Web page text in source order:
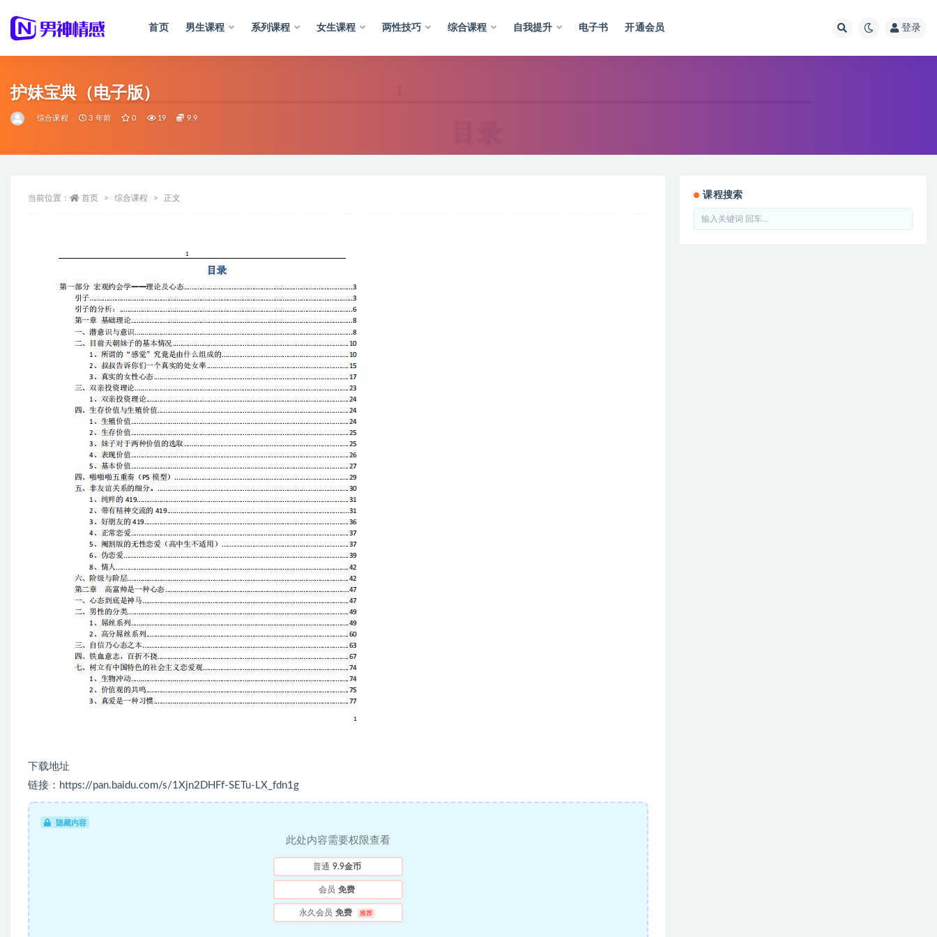
首页 男生课程 系列课程 女生课程 两性技巧 综合课程 自我提升 电子书 开通会员 登录
护妹宝典（电子版）
综合课程 3 年前 0 19 9.9
当前位置： 首页 综合课程 正文
下载地址
链接：https://pan.baidu.com/s/1Xjn2DHFf-SETu-LX_fdn1g
隐藏内容
此处内容需要权限查看
普通 9.9金币
会员 免费
永久会员 免费 推荐
课程搜索